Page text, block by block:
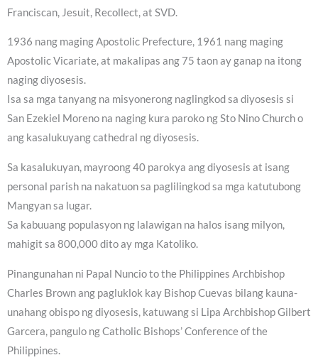
Franciscan, Jesuit, Recollect, at SVD.
1936 nang maging Apostolic Prefecture, 1961 nang maging
Apostolic Vicariate, at makalipas ang 75 taon ay ganap na itong
naging diyosesis.
Isa sa mga tanyang na misyonerong naglingkod sa diyosesis si
San Ezekiel Moreno na naging kura paroko ng Sto Nino Church o
ang kasalukuyang cathedral ng diyosesis.
Sa kasalukuyan, mayroong 40 parokya ang diyosesis at isang
personal parish na nakatuon sa paglilingkod sa mga katutubong
Mangyan sa lugar.
Sa kabuuang populasyon ng lalawigan na halos isang milyon,
mahigit sa 800,000 dito ay mga Katoliko.
Pinangunahan ni Papal Nuncio to the Philippines Archbishop
Charles Brown ang pagluklok kay Bishop Cuevas bilang kauna-
unahang obispo ng diyosesis, katuwang si Lipa Archbishop Gilbert
Garcera, pangulo ng Catholic Bishops’ Conference of the
Philippines.